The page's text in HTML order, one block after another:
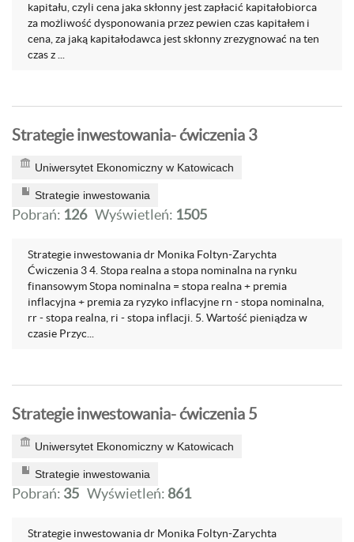
kapitału, czyli cena jaka skłonny jest zapłacić kapitałobiorca
za możliwość dysponowania przez pewien czas kapitałem i
cena, za jaką kapitałodawca jest skłonny zrezygnować na ten
czas z ...
Strategie inwestowania- ćwiczenia 3
Uniwersytet Ekonomiczny w Katowicach
Strategie inwestowania
Pobrań: 126 Wyświetleń: 1505
Strategie inwestowania dr Monika Foltyn-Zarychta
Ćwiczenia 3 4. Stopa realna a stopa nominalna na rynku
finansowym Stopa nominalna = stopa realna + premia
inflacyjna + premia za ryzyko inflacyjne rn - stopa nominalna,
rr - stopa realna, ri - stopa inflacji. 5. Wartość pieniądza w
czasie Przyc...
Strategie inwestowania- ćwiczenia 5
Uniwersytet Ekonomiczny w Katowicach
Strategie inwestowania
Pobrań: 35 Wyświetleń: 861
Strategie inwestowania dr Monika Foltyn-Zarychta